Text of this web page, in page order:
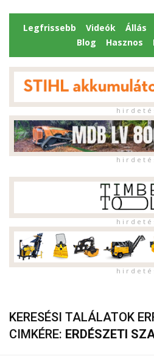
Legfrissebb Videók Állás
Blog
Hasznos
h i r d e t é
h i r d e t é
h i r d e t é
h i r d e t é
KERESÉSI TALÁLATOK
CIMKÉRE: ERDÉSZETI